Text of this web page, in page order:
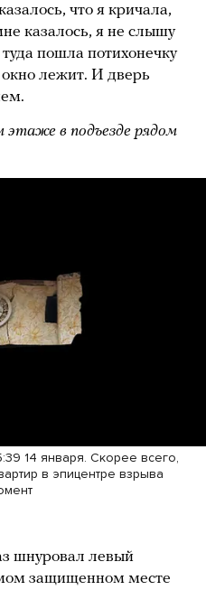
что я кричала,
казалось, я не слышу
пошла потихонечку
лежит. И дверь
в подъезде рядом
14 января. Скорее всего,
в эпицентре взрыва
шнуровал левый
защищенном месте